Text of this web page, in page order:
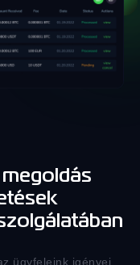
ügyfeleink igényei